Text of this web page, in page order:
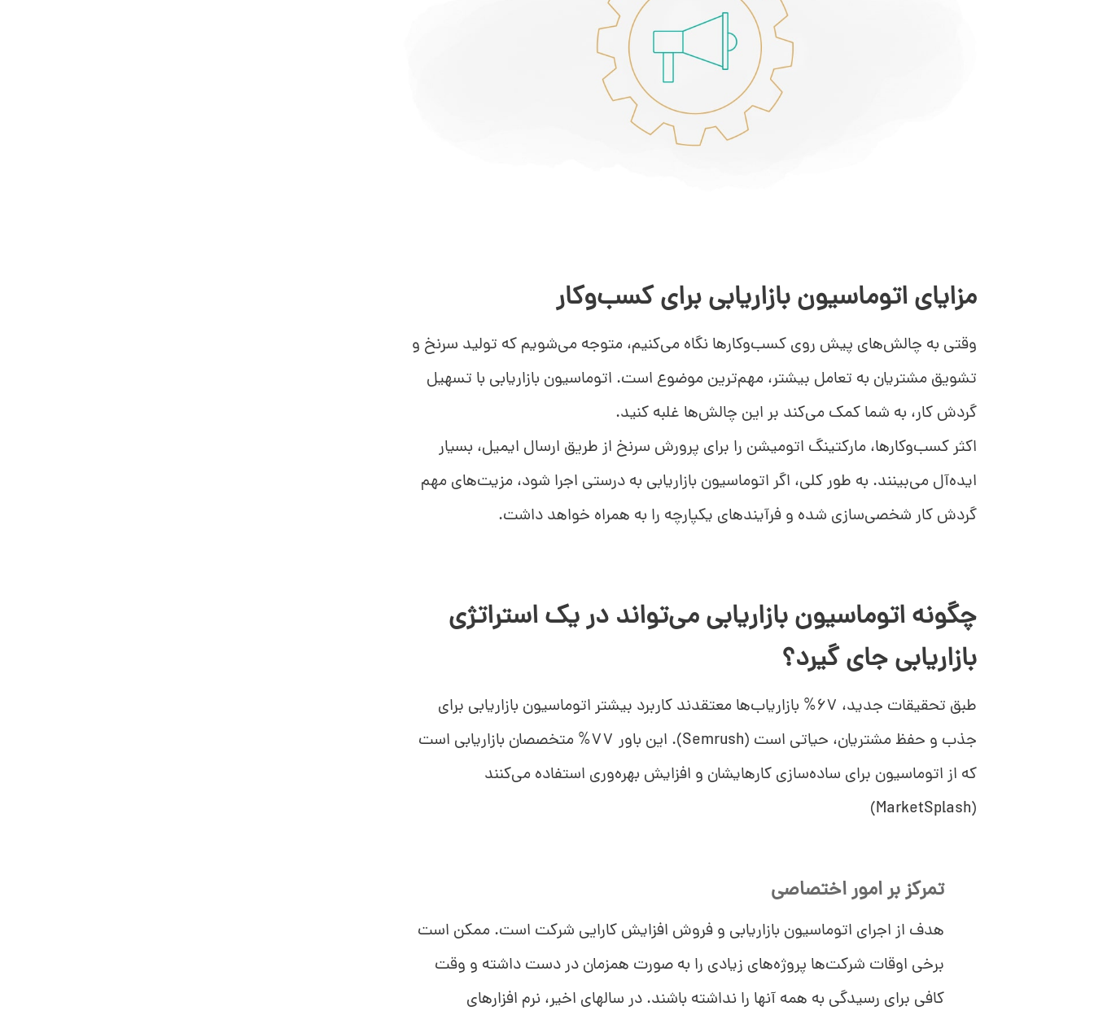
مزایای اتوماسیون بازاریابی برای کسب‌وکار
وقتی به چالش‌های پیش روی کسب‌وکارها نگاه می‌کنیم، متوجه می‌شویم که تولید سرنخ و
تشویق مشتریان به تعامل بیشتر، مهم‌ترین موضوع است. اتوماسیون بازاریابی با تسهیل
گردش کار، به شما کمک می‌کند بر این چالش‌ها غلبه کنید.
اکثر کسب‌وکارها، مارکتینگ اتومیشن را برای پرورش سرنخ از طریق ارسال ایمیل، بسیار
ایده‌آل می‌بینند. به طور کلی، اگر اتوماسیون بازاریابی به درستی اجرا شود، مزیت‌های مهم
گردش کار شخصی‌سازی شده و فرآیندهای یکپارچه را به همراه خواهد داشت.
چگونه اتوماسیون بازاریابی می‌تواند در یک استراتژی
بازاریابی جای گیرد؟
طبق تحقیقات جدید، 67% بازاریاب‌ها معتقدند کاربرد بیشتر اتوماسیون بازاریابی برای
جذب و حفظ مشتریان، حیاتی است (Semrush). این باور 77% متخصصان بازاریابی است
که از اتوماسیون برای ساده‌سازی کارهایشان و افزایش بهره‌وری استفاده می‌کنند
(MarketSplash)
تمرکز بر امور اختصاصی
هدف از اجرای اتوماسیون بازاریابی و فروش افزایش کارایی شرکت است. ممکن است
برخی اوقات شرکت‌ها پروژه‌های زیادی را به صورت همزمان در دست داشته و وقت
کافی برای رسیدگی به همه آنها را نداشته باشند. در سالهای اخیر، نرم افزارهای